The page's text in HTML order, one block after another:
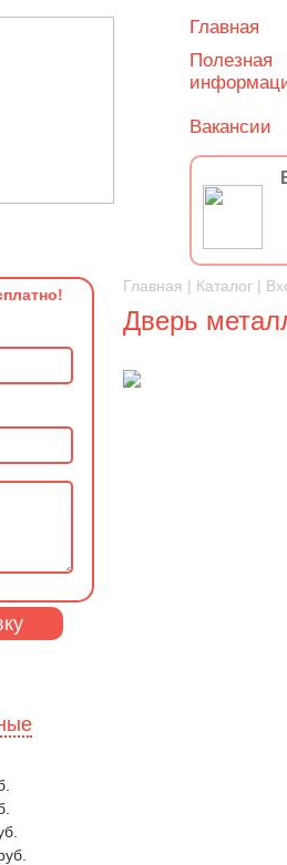
Главная
Полезная
Вакансии
Главная | Каталог |
Дверь